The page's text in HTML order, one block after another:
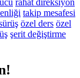
takip mesafesi
özel ders özel
şerit değiştirme